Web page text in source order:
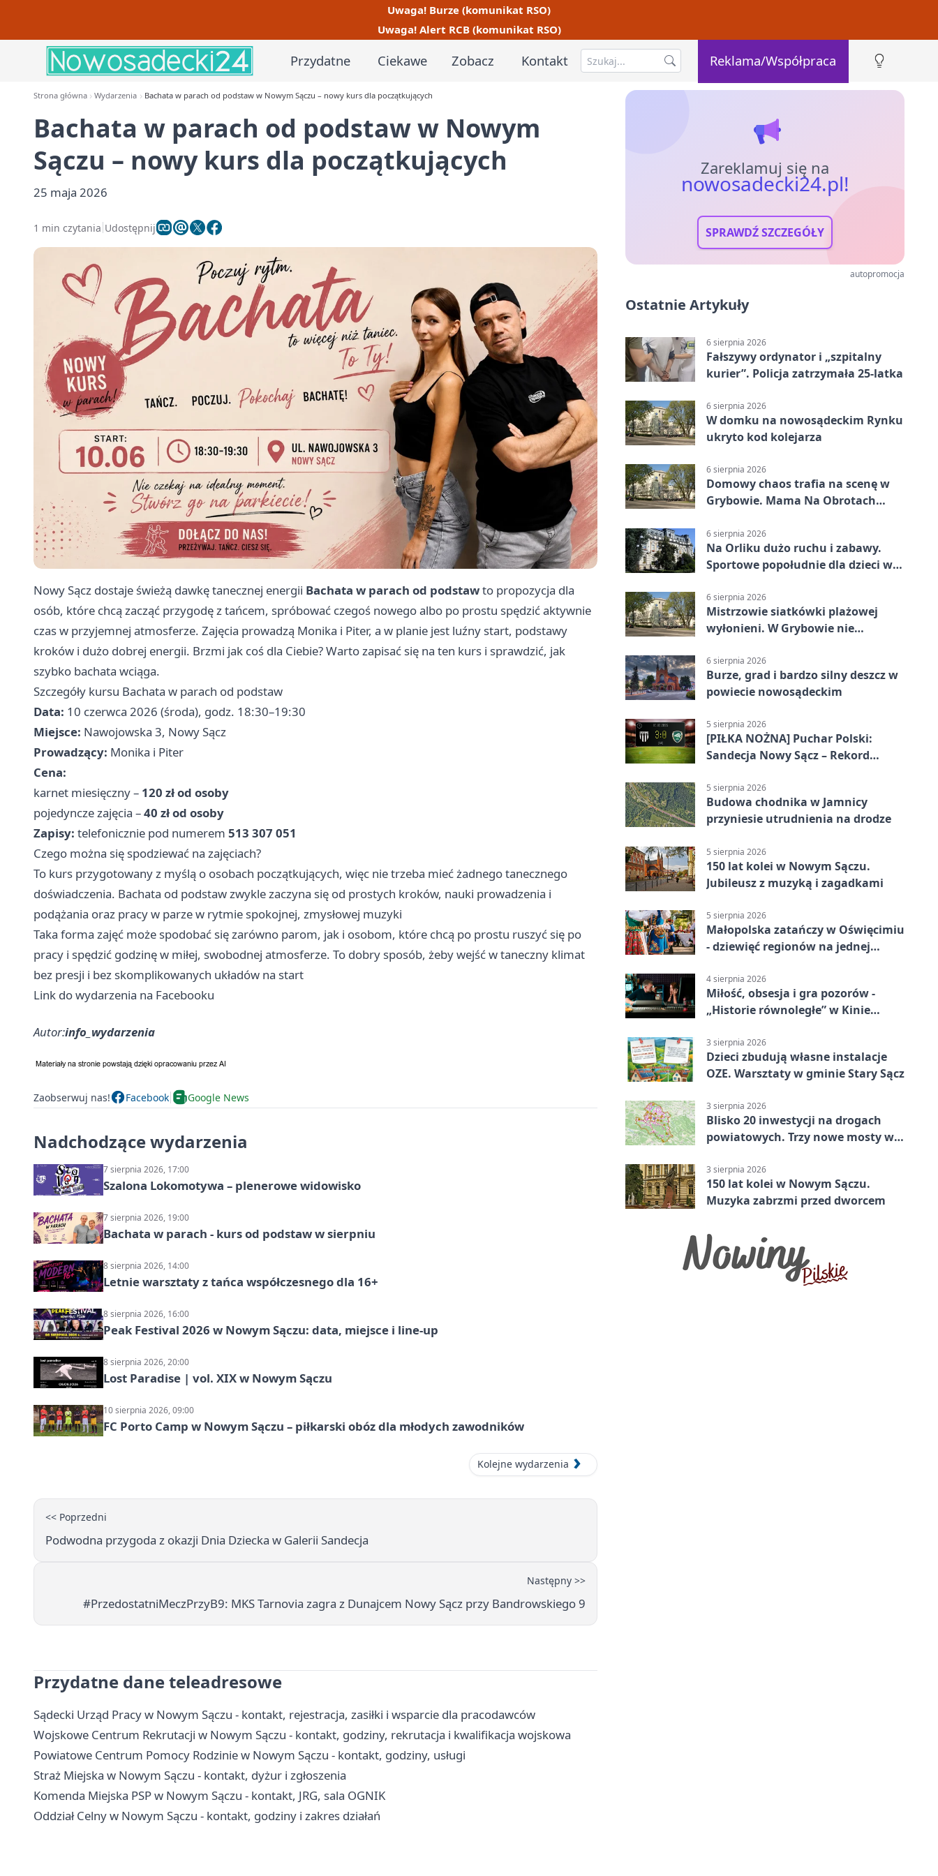
Uwaga! Burze (komunikat RSO)
Uwaga! Alert RCB (komunikat RSO)
Przydatne Ciekawe Zobacz Kontakt Reklama/Współpraca
Strona główna Wydarzenia Bachata w parach od podstaw w Nowym Sączu – nowy kurs dla początkujących
Bachata w parach od podstaw w Nowym
Sączu – nowy kurs dla początkujących
25 maja 2026
1 min czytania Udostępnij
Nowy Sącz dostaje świeżą dawkę tanecznej energii Bachata w parach od podstawto propozycja dla
osób, które chcą zacząć przygodę z tańcem, spróbować czegoś nowego albo po prostu spędzić aktywnie
czas w przyjemnej atmosferze. Zajęcia prowadzą Monika i Piter, a w planie jest luźny start, podstawy
kroków i dużo dobrej energii. Brzmi jak coś dla Ciebie? Warto zapisać się na ten kurs i sprawdzić, jak
szybko bachata wciąga.
Szczegóły kursu Bachata w parach od podstaw
Data: 10 czerwca 2026 (środa), godz. 18:30–19:30
Miejsce: Nawojowska 3, Nowy Sącz
Prowadzący: Monika i Piter
Cena:
karnet miesięczny – 120 zł od osoby
pojedyncze zajęcia –40 zł od osoby
Zapisy: telefonicznie pod numerem 513 307 051
Czego można się spodziewać na zajęciach?
To kurs przygotowany z myślą o osobach początkujących, więc nie trzeba mieć żadnego tanecznego
doświadczenia. Bachata od podstaw zwykle zaczyna się od prostych kroków, nauki prowadzenia i
podążania oraz pracy w parze w rytmie spokojnej, zmysłowej muzyki
Taka forma zajęć może spodobać się zarówno parom, jak i osobom, które chcą po prostu ruszyć się po
pracy i spędzić godzinę w miłej, swobodnej atmosferze. To dobry sposób, żeby wejść w taneczny klimat
bez presji i bez skomplikowanych układów na start
Link do wydarzenia na Facebooku
Autor:info_wydarzenia
Zaobserwuj nas! Facebook Google News
Nadchodzące wydarzenia
7 sierpnia 2026, 17:00
Szalona Lokomotywa – plenerowe widowisko
7 sierpnia 2026, 19:00
Bachata w parach - kurs od podstaw w sierpniu
8 sierpnia 2026, 14:00
Letnie warsztaty z tańca współczesnego dla 16+
8 sierpnia 2026, 16:00
Peak Festival 2026 w Nowym Sączu: data, miejsce i line-up
8 sierpnia 2026, 20:00
Lost Paradise | vol. XIX w Nowym Sączu
10 sierpnia 2026, 09:00
FC Porto Camp w Nowym Sączu – piłkarski obóz dla młodych zawodników
Kolejne wydarzenia
<< Poprzedni
Podwodna przygoda z okazji Dnia Dziecka w Galerii Sandecja
Następny >>
#PrzedostatniMeczPrzyB9: MKS Tarnovia zagra z Dunajcem Nowy Sącz przy Bandrowskiego 9
Przydatne dane teleadresowe
Sądecki Urząd Pracy w Nowym Sączu - kontakt, rejestracja, zasiłki i wsparcie dla pracodawców
Wojskowe Centrum Rekrutacji w Nowym Sączu - kontakt, godziny, rekrutacja i kwalifikacja wojskowa
Powiatowe Centrum Pomocy Rodzinie w Nowym Sączu - kontakt, godziny, usługi
Straż Miejska w Nowym Sączu - kontakt, dyżur i zgłoszenia
Komenda Miejska PSP w Nowym Sączu - kontakt, JRG, sala OGNIK
Oddział Celny w Nowym Sączu - kontakt, godziny i zakres działań
Zareklamuj się na
nowosadecki24.pl!
SPRAWDŹ SZCZEGÓŁY
autopromocja
Ostatnie Artykuły
6 sierpnia 2026
Fałszywy ordynator i „szpitalny
kurier”. Policja zatrzymała 25-latka
6 sierpnia 2026
W domku na nowosądeckim Rynku
ukryto kod kolejarza
6 sierpnia 2026
Domowy chaos trafia na scenę w
Grybowie. Mama Na Obrotach
6 sierpnia 2026
Na Orliku dużo ruchu i zabawy.
Sportowe popołudnie dla dzieci w
6 sierpnia 2026
Mistrzowie siatkówki plażowej
wyłonieni. W Grybowie nie
6 sierpnia 2026
Burze, grad i bardzo silny deszcz w
powiecie nowosądeckim
5 sierpnia 2026
[PIŁKA NOŻNA] Puchar Polski:
Sandecja Nowy Sącz – Rekord
5 sierpnia 2026
Budowa chodnika w Jamnicy
przyniesie utrudnienia na drodze
5 sierpnia 2026
150 lat kolei w Nowym Sączu.
Jubileusz z muzyką i zagadkami
5 sierpnia 2026
Małopolska zatańczy w Oświęcimiu
- dziewięć regionów na jednej
4 sierpnia 2026
Miłość, obsesja i gra pozorów -
„Historie równoległe” w Kinie
3 sierpnia 2026
Dzieci zbudują własne instalacje
OZE. Warsztaty w gminie Stary Sącz
3 sierpnia 2026
Blisko 20 inwestycji na drogach
powiatowych. Trzy nowe mosty w
3 sierpnia 2026
150 lat kolei w Nowym Sączu.
Muzyka zabrzmi przed dworcem